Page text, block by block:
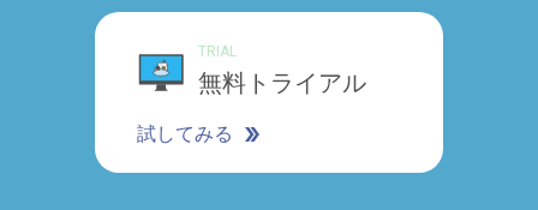
TRIAL
無料トライアル
試してみる